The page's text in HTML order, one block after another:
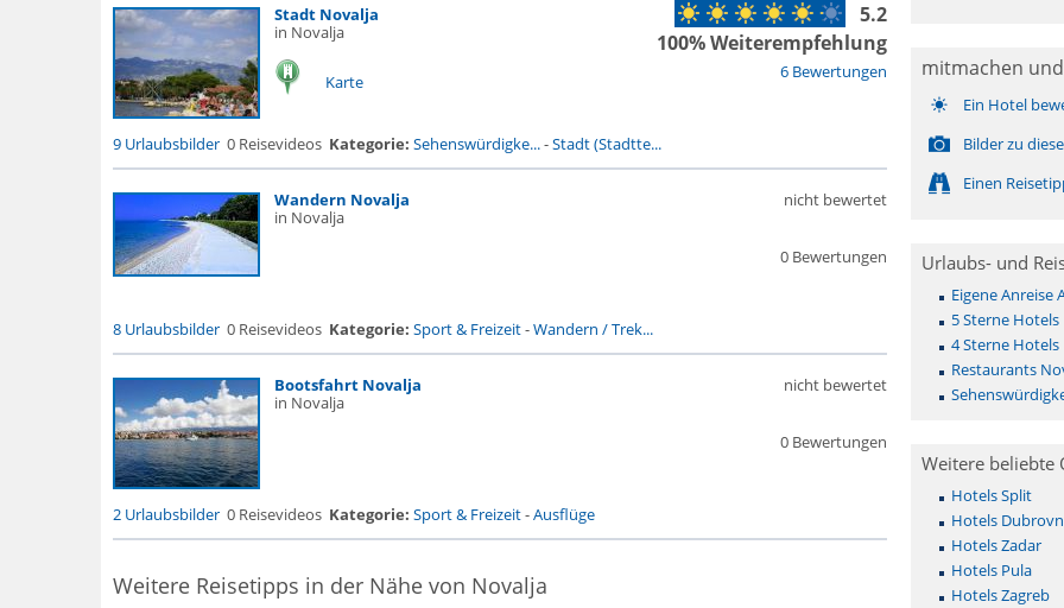
Stadt Novalja
in Novalja
Karte 6 Bewertungen
5.2
100% Weiterempfehlung
9 Urlaubsbilder 0 Reisevideos Kategorie: Sehenswürdigke...-Stadt (Stadtte...
Wandern Novalja
in Novalja
0 Bewertungen
nicht bewertet
8 Urlaubsbilder 0 Reisevideos Kategorie: Sport & Freizeit-Wandern / Trek...
Bootsfahrt Novalja
in Novalja
0 Bewertungen
nicht bewertet
2 Urlaubsbilder 0 Reisevideos Kategorie: Sport & Freizeit-Ausflüge
Weitere Reisetipps in der Nähe von Novalja
mitmachen
Ein Hotel
Bilder zu
Einen
Urlaubs- und
Eigene Anreise
5 Sterne
4 Sterne Hotels
Restaurants
Weitere beliebte
Hotels Split
Hotels
Hotels Zadar
Hotels Pula
Hotels Zagreb